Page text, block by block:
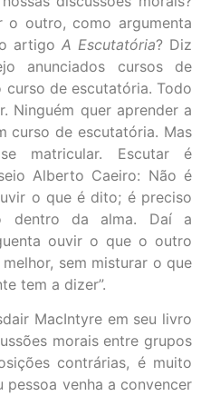
o outro, como argumenta
artigo A Escutatória? Diz
anunciados cursos de
de escutatória. Todo
Ninguém quer aprender a
curso de escutatória. Mas
matricular. Escutar é
Alberto Caeiro: Não é
o que é dito; é preciso
dentro da alma. Daí a
ouvir o que o outro
sem misturar o que
tem a dizer”.
MacIntyre em seu livro
morais entre grupos
contrárias, é muito
venha a convencer